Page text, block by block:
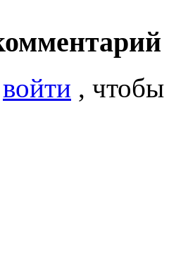
войти ,